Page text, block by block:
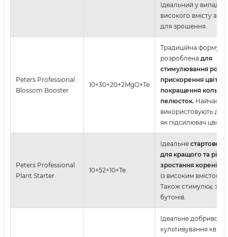
Ідеальний у
високого вмісту
для зрошення.
Peters Professional
Blossom Booster
10+30+20+2MgO+Te
Традиційна формула
розроблена для
стимулювання росту
прискорення
покращення
пелюсток.
використовують
як підсилювач
Peters Professional
Plant Starter
10+52+10+Te
Ідеальне стартове
для кращого та
зростання коренів
із високим вмістом
Також стимулює
бутонів.
Ідеальне добриво
культивування